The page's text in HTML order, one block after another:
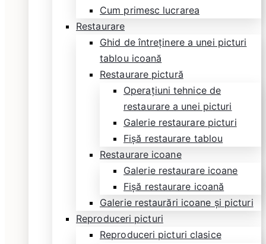
Cum primesc lucrarea
Restaurare
Ghid de întreținere a unei picturi
tablou icoană
Restaurare pictură
Operațiuni tehnice de
restaurare a unei picturi
Galerie restaurare picturi
Fișă restaurare tablou
Restaurare icoane
Galerie restaurare icoane
Fișă restaurare icoană
Galerie restaurări icoane și picturi
Reproduceri picturi
Reproduceri picturi clasice